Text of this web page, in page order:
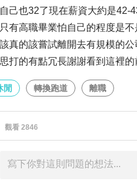
己也32了現在薪資大約是42-
有高職畢業怕自己的程度是
真的該嘗試離開去有規模的
打的有點冗長謝謝看到這裡的
閒 轉換跑道 離職
觀看 2846